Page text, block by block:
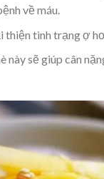
về máu.
thiện tình trạng ợ
này sẽ giúp cân